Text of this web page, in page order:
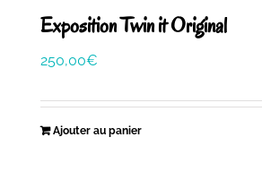
Exposition Twin it Original
250,00€
Ajouter au panier